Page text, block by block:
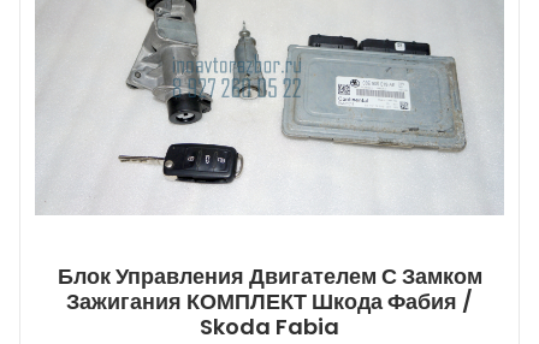
Блок Управления Двигателем С Замком
Зажигания КОМПЛЕКТ Шкода Фабия /
Skoda Fabia